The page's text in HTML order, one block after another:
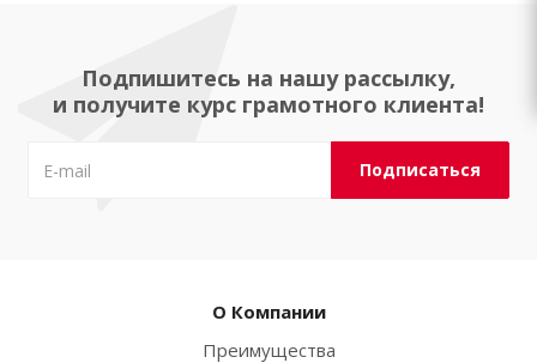
Подпишитесь на нашу рассылку,
и получите курс грамотного клиента!
О Компании
Преимущества